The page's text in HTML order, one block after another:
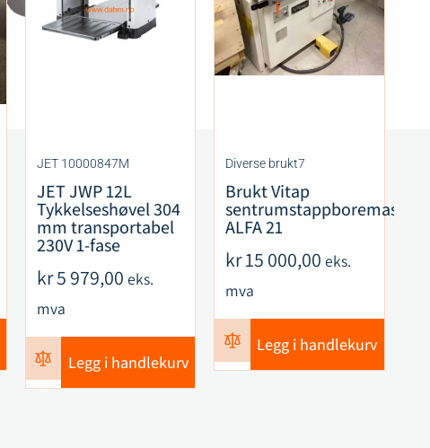
JET 10000847M
JET JWP 12L
Tykkelseshøvel 304
mm transportabel
230V 1-fase
kr5 979,00 eks.
mva
Legg i handlekurv
Diverse brukt7
Brukt Vitap
sentrumstappboremaskin
ALFA 21
kr15 000,00 eks.
mva
Legg i handlekurv